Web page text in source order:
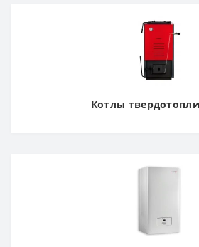
Котлы